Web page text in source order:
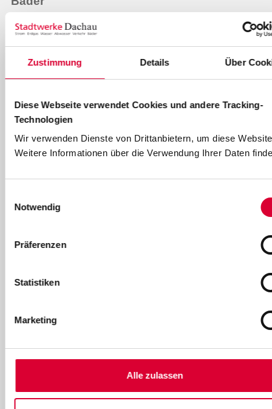
Zustimmung Details Über
Diese Webseite verwendet Cookies und andere Tracking-
Technologien
Wir verwenden Dienste von Drittanbietern, um diese
Weitere Informationen über die Verwendung Ihrer Daten
Notwendig
Präferenzen
Statistiken
Marketing
Alle zulassen
Freibad & Familienbad
Hallenbad
Sauna im Hallenbad Dachau
Großprojekt Neubau Hallenbad
Mobilität
Kundenportal